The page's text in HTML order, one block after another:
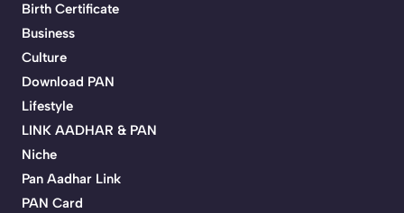
Birth Certificate
Business
Culture
Download PAN
Lifestyle
LINK AADHAR & PAN
Niche
Pan Aadhar Link
PAN Card